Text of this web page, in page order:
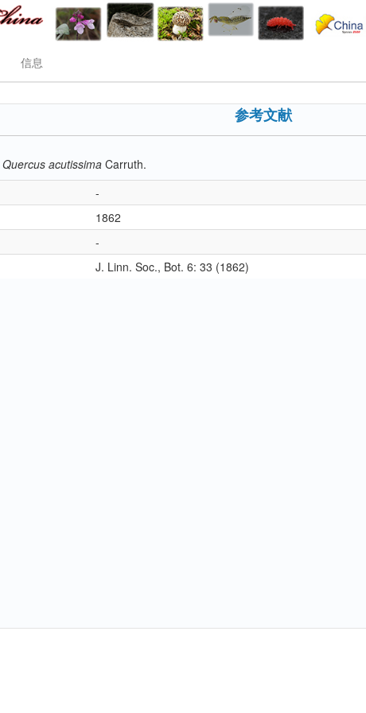
信息
参考文献
Quercus acutissima Carruth.
-
1862
-
J. Linn. Soc., Bot. 6: 33 (1862)